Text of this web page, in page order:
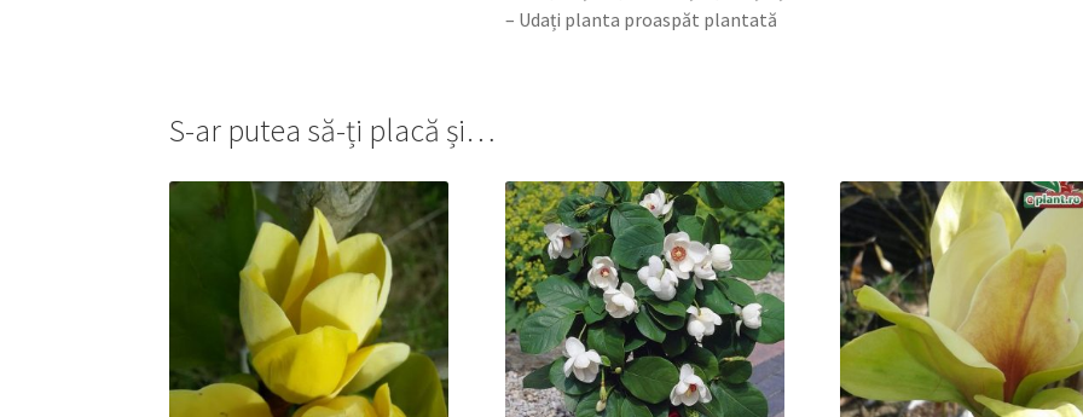
– Udați planta proaspăt plantată
S-ar putea să-ți placă și…